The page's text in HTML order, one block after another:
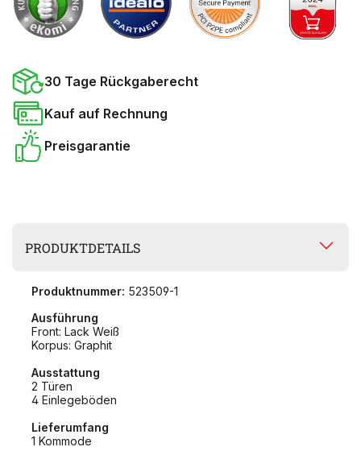
30 Tage Rückgaberecht
Kauf auf Rechnung
Preisgarantie
PRODUKTDETAILS
Produktnummer: 523509-1
Ausführung
Front: Lack Weiß
Korpus: Graphit
Ausstattung
2 Türen
4 Einlegeböden
Lieferumfang
1 Kommode